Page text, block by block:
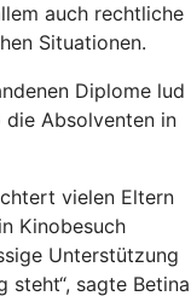
auch rechtliche
Situationen.
Diplome lud
die Absolventen in
vielen Eltern
Kinobesuch
Unterstützung
steht“, sagte Betina